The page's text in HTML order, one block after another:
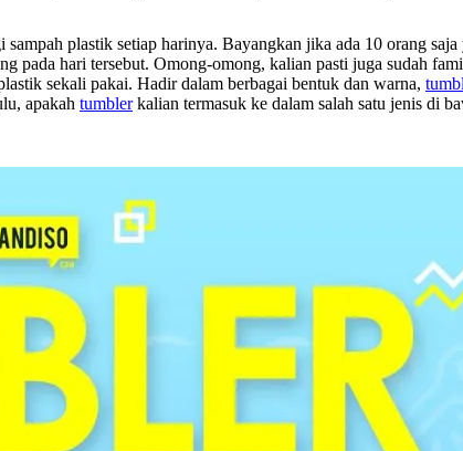
plastik setiap harinya. Bayangkan jika ada 10 orang
pada hari tersebut. Omong-omong, kalian pasti juga sudah
sekali pakai. Hadir dalam berbagai bentuk dan warna,
apakah tumblerkalian termasuk ke dalam salah satu jenis di